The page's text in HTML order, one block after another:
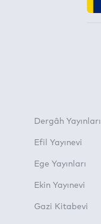
Dergâh Yayınları
Efil Yayınevi
Ege Yayınları
Ekin Yayınevi
Gazi Kitabevi